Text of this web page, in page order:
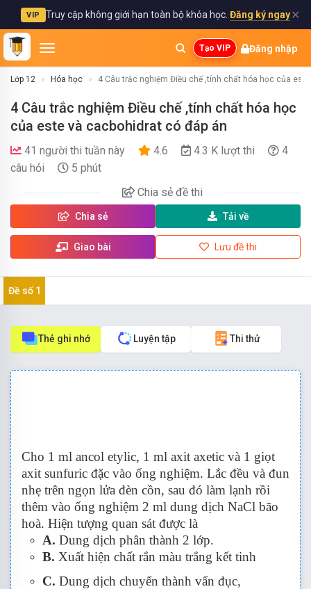
VIP Truy cập không giới hạn toàn bộ khóa học. Đăng ký ngay✕
Tạo VIP Đăng nhập
Lớp 12 Hóa học 4 Câu trắc nghiệm Điều chế ,tính chất hóa học của
4 Câu trắc nghiệm Điều chế ,tính chất hóa học
của este và cacbohidrat có đáp án
41 người thi tuần này 4.6 4.3 K lượt thi
4
câu hỏi
5 phút
Chia sẻ đề thi
Chia sẻ
Giao bài
Tải về
Lưu đề thi
Đề số 1
Thẻ ghi nhớ Luyện tập Thi thử
Cho 1 ml ancol etylic, 1 ml axit axetic và 1 giọt
axit sunfuric đặc vào ống nghiệm. Lắc đều và đun
nhẹ trên ngọn lửa đèn cồn, sau đó làm lạnh rồi
thêm vào ống nghiệm 2 ml dung dịch NaCl bão
hoà. Hiện tượng quan sát được là
A. Dung dịch phân thành 2 lớp.
B. Xuất hiện chất rắn màu trắng kết tinh
C. Dung dịch chuyển thành vẩn đục,